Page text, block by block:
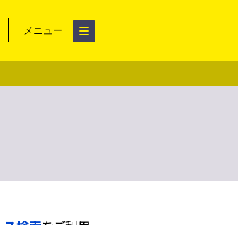
メニュー